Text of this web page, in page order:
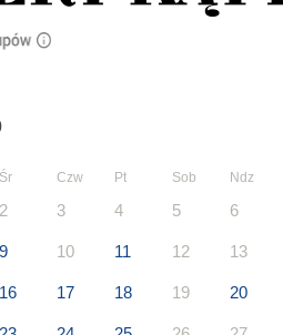
Śr Czw Pt Sob Ndz
2 3 4 5 6
9 10 11 12 13
16 17 18 19 20